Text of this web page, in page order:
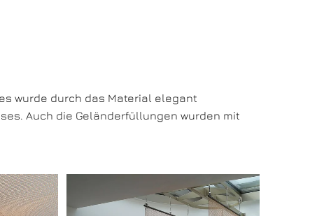
wurde durch das Material elegant
Auch die Geländerfüllungen wurden mit